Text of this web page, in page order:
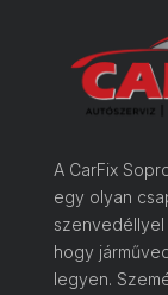
A CarFix
egy olyan
szenvedéllyel
hogy
legyen.